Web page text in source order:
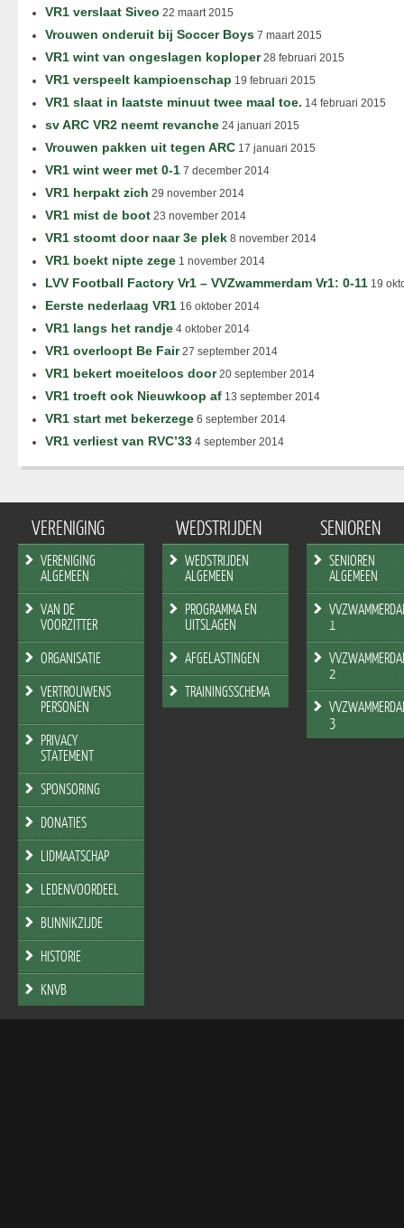
VR1 verslaat Siveo 22 maart 2015
Vrouwen onderuit bij Soccer Boys 7 maart 2015
VR1 wint van ongeslagen koploper28 februari 2015
VR1 verspeelt kampioenschap 19 februari 2015
VR1 slaat in laatste minuut twee maal toe. 14 februari 2015
sv ARC VR2 neemt revanche 24 januari 2015
Vrouwen pakken uit tegen ARC 17 januari 2015
VR1 wint weer met 0-1 7 december 2014
VR1 herpakt zich 29 november 2014
VR1 mist de boot 23 november 2014
VR1 stoomt door naar 3e plek 8 november 2014
VR1 boekt nipte zege 1 november 2014
LVV Football Factory Vr1 – VVZwammerdam Vr1: 0-11 19
Eerste nederlaag VR1 16 oktober 2014
VR1 langs het randje 4 oktober 2014
VR1 overloopt Be Fair27 september 2014
VR1 bekert moeiteloos door20 september 2014
VR1 troeft ook Nieuwkoop af 13 september 2014
VR1 start met bekerzege 6 september 2014
VR1 verliest van RVC’33 4 september 2014
VERENIGING
VERENIGING
ALGEMEEN
VAN DE
VOORZITTER
ORGANISATIE
VERTROUWENS
PERSONEN
PRIVACY
STATEMENT
SPONSORING
DONATIES
LIDMAATSCHAP
LEDENVOORDEEL
BUNNIKZIJDE
HISTORIE
KNVB
WEDSTRIJDEN
WEDSTRIJDEN
ALGEMEEN
PROGRAMMA EN
UITSLAGEN
AFGELASTINGEN
TRAININGSSCHEMA
SENIOREN
SENIOREN
ALGEMEEN
1
2
3